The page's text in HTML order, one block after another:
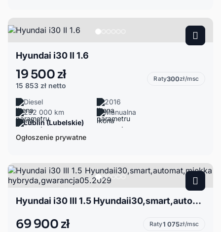
Hyundai i30 II 1.6
19 500 zł
15 853 zł netto
Raty300zł/msc
Diesel
2016
292 000 km
Manualna
Lublin (Lubelskie)
Ogłoszenie prywatne
Hyundai i30 III 1.5 Hyundaii30,smart,automat,miękka hybryda,gwarancja05.2029
69 900 zł Raty1 075zł/msc